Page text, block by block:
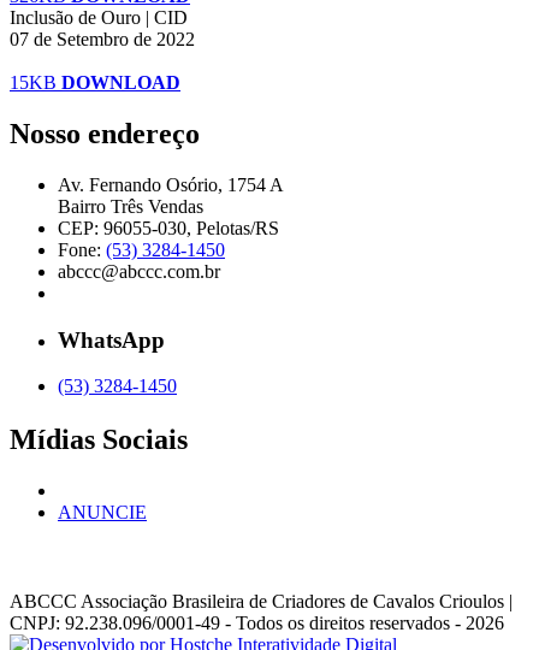
Inclusão de Ouro | CID
07 de Setembro de 2022
15KB DOWNLOAD
Nosso endereço
Av. Fernando Osório, 1754 A
Bairro Três Vendas
CEP: 96055-030, Pelotas/RS
Fone: (53) 3284-1450
abccc@abccc.com.br
WhatsApp
(53) 3284-1450
Mídias Sociais
ANUNCIE
ABCCC Associação Brasileira de Criadores de Cavalos Crioulos |
CNPJ: 92.238.096/0001-49 - Todos os direitos reservados - 2026